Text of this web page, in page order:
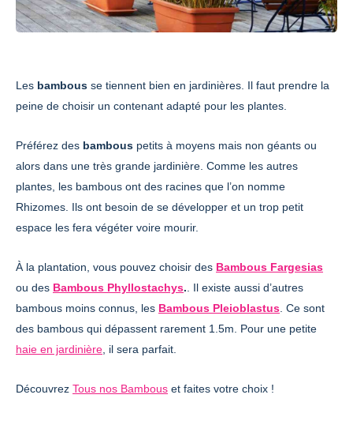
Les bambous se tiennent bien en jardinières. Il faut prendre la
peine de choisir un contenant adapté pour les plantes.
Préférez des bambous petits à moyens mais non géants ou
alors dans une très grande jardinière. Comme les autres
plantes, les bambous ont des racines que l’on nomme
Rhizomes. Ils ont besoin de se développer et un trop petit
espace les fera végéter voire mourir.
À la plantation, vous pouvez choisir des Bambous Fargesias
ou des Bambous Phyllostachys.. Il existe aussi d’autres
bambous moins connus, les Bambous Pleioblastus. Ce sont
des bambous qui dépassent rarement 1.5m. Pour une petite
haie en jardinière, il sera parfait.
Découvrez Tous nos Bambous et faites votre choix !